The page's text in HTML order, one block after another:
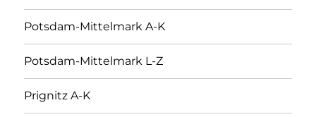
Potsdam-Mittelmark A-K
Potsdam-Mittelmark L-Z
Prignitz A-K